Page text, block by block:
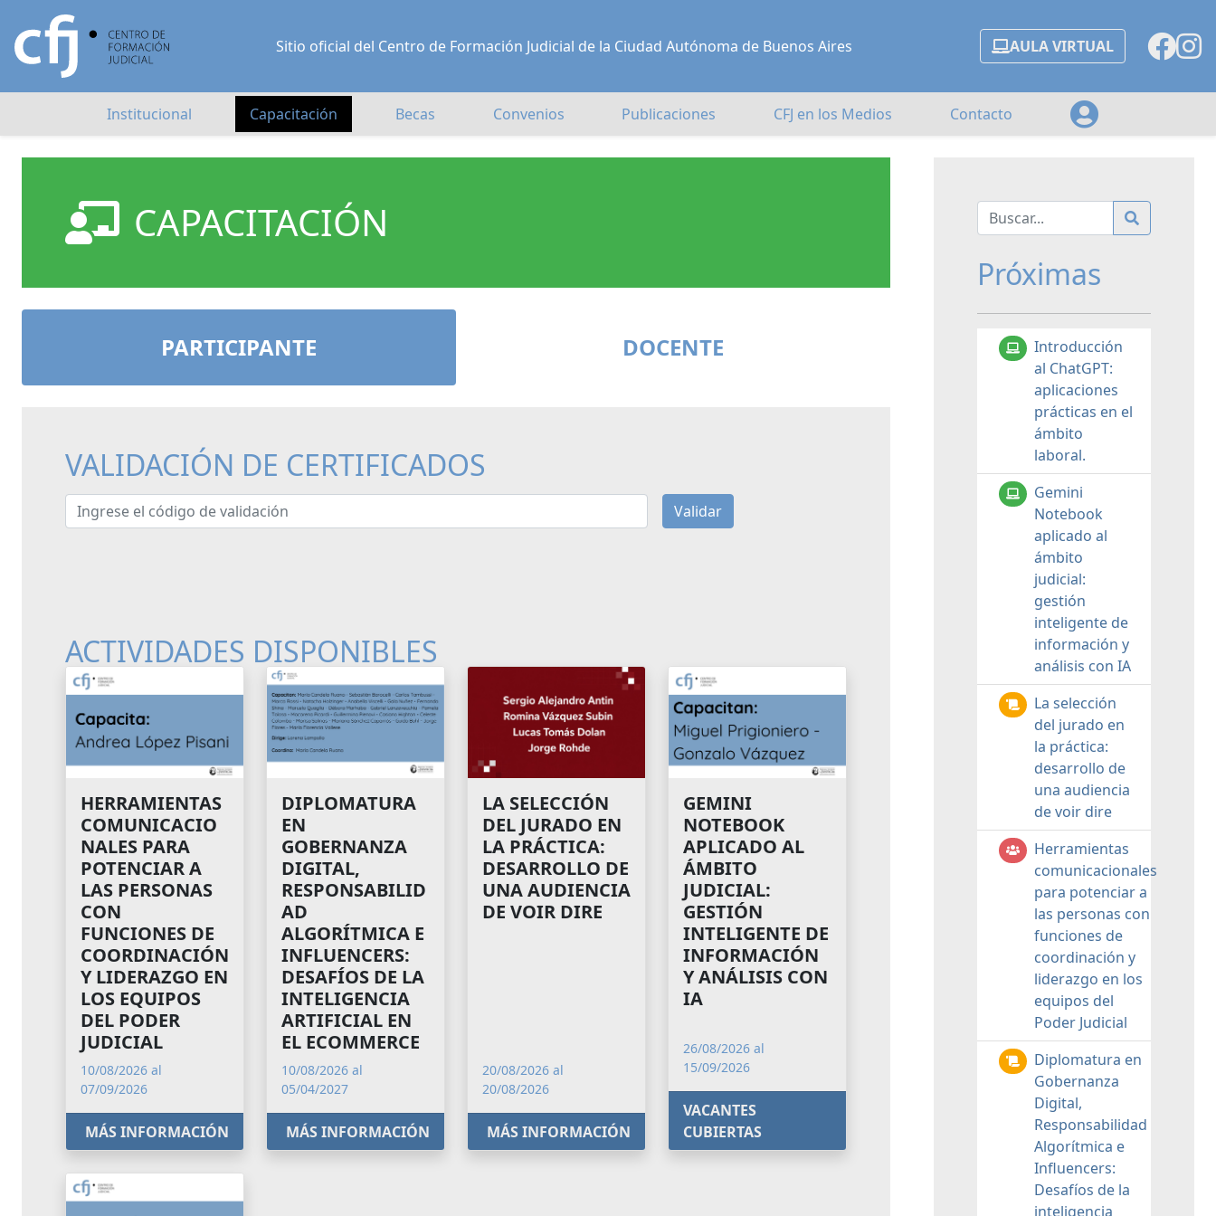
Sitio oficial del Centro de Formación Judicial de la Ciudad Autónoma de Buenos Aires AULA VIRTUAL
Institucional Capacitación Becas Convenios Publicaciones CFJ en los Medios Contacto
CAPACITACIÓN
PARTICIPANTE DOCENTE
VALIDACIÓN DE CERTIFICADOS
Ingrese el código de validación Validar
ACTIVIDADES DISPONIBLES
HERRAMIENTAS
COMUNICACIO
NALES PARA
POTENCIAR A
LAS PERSONAS
CON
FUNCIONES DE
COORDINACIÓN
Y LIDERAZGO EN
LOS EQUIPOS
DEL PODER
JUDICIAL
10/08/2026 al
07/09/2026
MÁS INFORMACIÓN
DIPLOMATURA
EN
GOBERNANZA
DIGITAL,
RESPONSABILID
AD
ALGORÍTMICA E
INFLUENCERS:
DESAFÍOS DE LA
INTELIGENCIA
ARTIFICIAL EN
EL ECOMMERCE
10/08/2026 al
05/04/2027
MÁS INFORMACIÓN
LA SELECCIÓN
DEL JURADO EN
LA PRÁCTICA:
DESARROLLO DE
UNA AUDIENCIA
DE VOIR DIRE
20/08/2026 al
20/08/2026
MÁS INFORMACIÓN
GEMINI
NOTEBOOK
APLICADO AL
ÁMBITO
JUDICIAL:
GESTIÓN
INTELIGENTE DE
INFORMACIÓN
Y ANÁLISIS CON
IA
26/08/2026 al
15/09/2026
VACANTES
CUBIERTAS
Próximas
Introducción
al ChatGPT:
aplicaciones
prácticas en el
ámbito
laboral.
Gemini
Notebook
aplicado al
ámbito
judicial:
gestión
inteligente de
información y
análisis con IA
La selección
del jurado en
la práctica:
desarrollo de
una audiencia
de voir dire
Herramientas
comunicacionales
para potenciar a
las personas con
funciones de
coordinación y
liderazgo en los
equipos del
Poder Judicial
Diplomatura en
Gobernanza
Digital,
Responsabilidad
Algorítmica e
Influencers:
Desafíos de la
inteligencia